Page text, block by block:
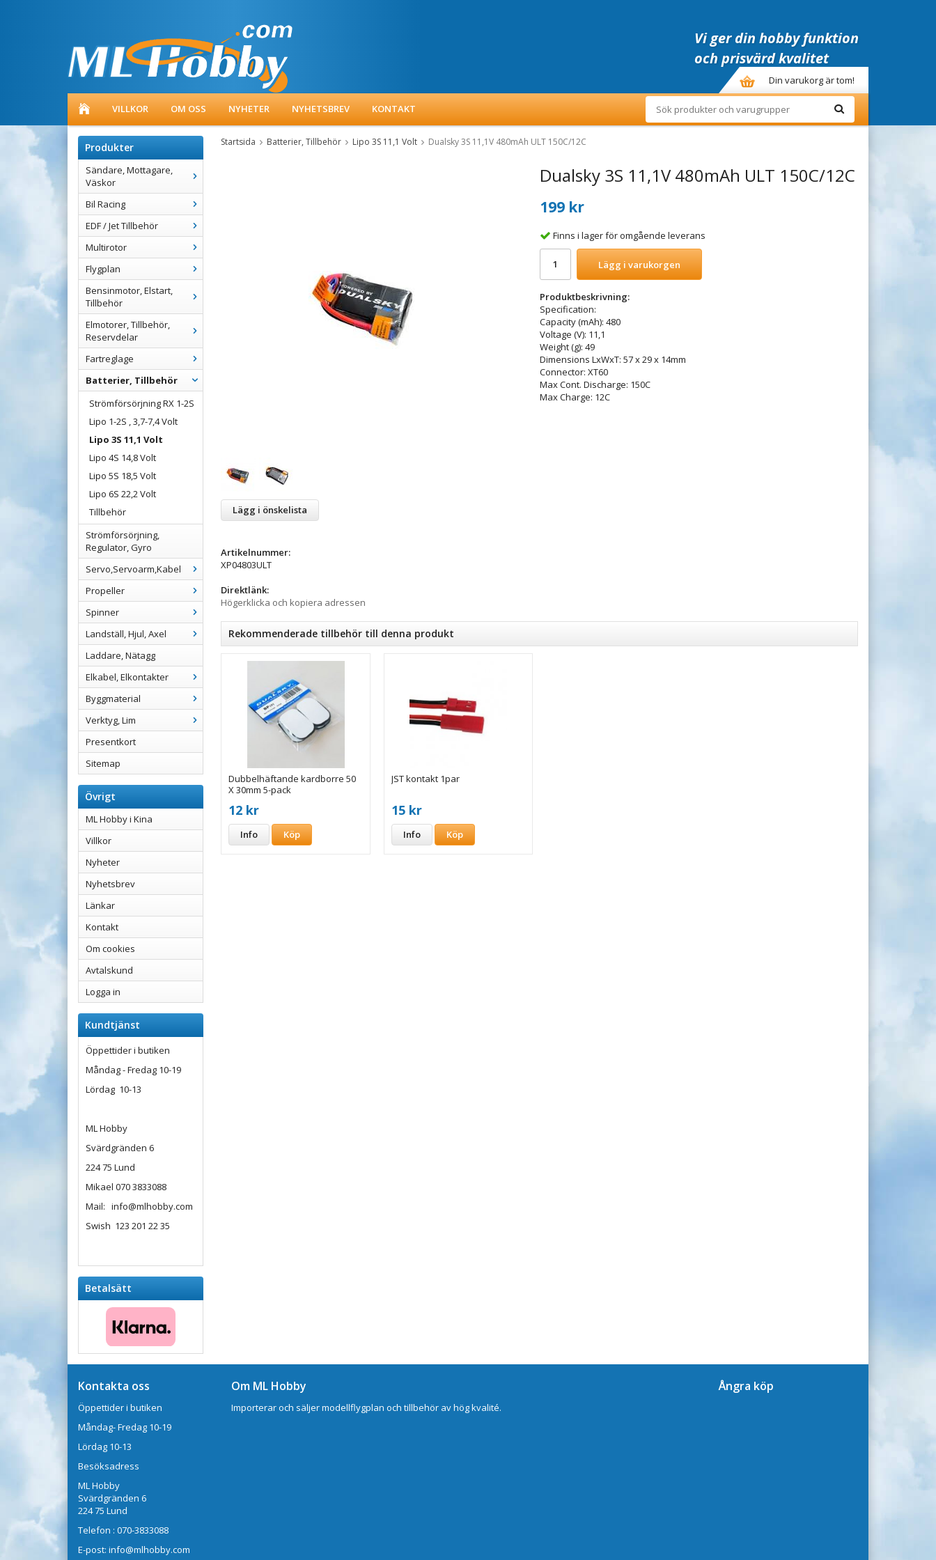
Vi ger din hobby funktion
och prisvärd kvalitet
Din varukorg är tom!
VILLKOR OM OSS NYHETER NYHETSBREV KONTAKT
Produkter
Sändare, Mottagare,
Väskor
Bil Racing
EDF / Jet Tillbehör
Multirotor
Flygplan
Bensinmotor, Elstart,
Tillbehör
Elmotorer, Tillbehör,
Reservdelar
Fartreglage
Batterier, Tillbehör
Strömförsörjning RX 1-2S
Lipo 1-2S , 3,7-7,4 Volt
Lipo 3S 11,1 Volt
Lipo 4S 14,8 Volt
Lipo 5S 18,5 Volt
Lipo 6S 22,2 Volt
Tillbehör
Strömförsörjning,
Regulator, Gyro
Servo,Servoarm,Kabel
Propeller
Spinner
Landställ, Hjul, Axel
Laddare, Nätagg
Elkabel, Elkontakter
Byggmaterial
Verktyg, Lim
Presentkort
Sitemap
Övrigt
ML Hobby i Kina
Villkor
Nyheter
Nyhetsbrev
Länkar
Kontakt
Om cookies
Avtalskund
Logga in
Kundtjänst
Öppettider i butiken
Måndag - Fredag 10-19
Lördag 10-13
ML Hobby
Svärdgränden 6
224 75 Lund
Mikael 070 3833088
Mail: info@mlhobby.com
Swish 123 201 22 35
Betalsätt
Startsida Batterier, Tillbehör Lipo 3S 11,1 Volt Dualsky 3S 11,1V 480mAh ULT 150C/12C
Dualsky 3S 11,1V 480mAh ULT 150C/12C
199 kr
Finns i lager för omgående leverans
Lägg i varukorgen
Produktbeskrivning:
Specification:
Capacity (mAh): 480
Voltage (V): 11,1
Weight (g): 49
Dimensions LxWxT: 57 x 29 x 14mm
Connector: XT60
Max Cont. Discharge: 150C
Max Charge: 12C
Lägg i önskelista
Artikelnummer:
XP04803ULT
Direktlänk:
Högerklicka och kopiera adressen
Rekommenderade tillbehör till denna produkt
Dubbelhäftande kardborre 50
X 30mm 5-pack
12 kr
Info Köp
JST kontakt 1par
15 kr
Info Köp
Kontakta oss
Öppettider i butiken
Måndag- Fredag 10-19
Lördag 10-13
Besöksadress
ML Hobby
Svärdgränden 6
224 75 Lund
Telefon : 070-3833088
E-post: info@mlhobby.com
Ångra köp
Om ML Hobby
Importerar och säljer modellflygplan och tillbehör av hög kvalité.